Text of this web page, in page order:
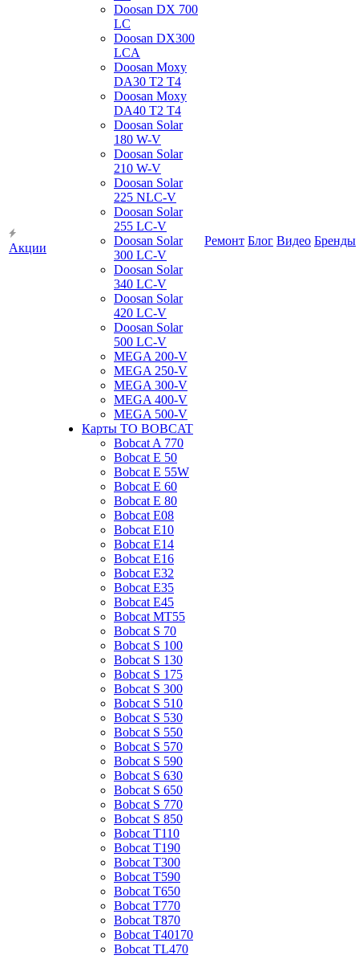
Акции
Doosan DX 700
LC
Doosan DX300
LCA
Doosan Moxy
DA30 T2 T4
Doosan Moxy
DA40 T2 T4
Doosan Solar
180 W-V
Doosan Solar
210 W-V
Doosan Solar
225 NLC-V
Doosan Solar
255 LC-V
Doosan Solar
300 LC-V
Doosan Solar
340 LC-V
Doosan Solar
420 LC-V
Doosan Solar
500 LC-V
MEGA 200-V
MEGA 250-V
MEGA 300-V
MEGA 400-V
MEGA 500-V
Карты ТО BOBCAT
Bobcat A 770
Bobcat E 50
Bobcat E 55W
Bobcat E 60
Bobcat E 80
Bobcat E08
Bobcat E10
Bobcat E14
Bobcat E16
Bobcat E32
Bobcat E35
Bobcat E45
Bobcat MT55
Bobcat S 70
Bobcat S 100
Bobcat S 130
Bobcat S 175
Bobcat S 300
Bobcat S 510
Bobcat S 530
Bobcat S 550
Bobcat S 570
Bobcat S 590
Bobcat S 630
Bobcat S 650
Bobcat S 770
Bobcat S 850
Bobcat T110
Bobcat T190
Bobcat T300
Bobcat T590
Bobcat T650
Bobcat T770
Bobcat T870
Bobcat T40170
Bobcat TL470
Ремонт Блог Видео Бренды